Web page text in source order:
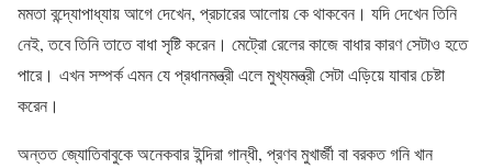
মমতা বন্দ্যোপাধ্যায় আগে দেখেন, প্রচারের আলোয় কে থাকবেন। যদি দেখেন তিনি
নেই, তবে তিনি তাতে বাধা সৃষ্টি করেন। মেট্রো রেলের কাজে বাধার কারণ সেটাও হতে
পারে। এখন সম্পর্ক এমন যে প্রধানমন্ত্রী এলে মুখ্যমন্ত্রী সেটা এড়িয়ে যাবার চেষ্টা
করেন।
অন্তত জ্যোতিবাবুকে অনেকবার ইন্দিরা গান্ধী, প্রণব মুখার্জী বা বরকত গনি খান